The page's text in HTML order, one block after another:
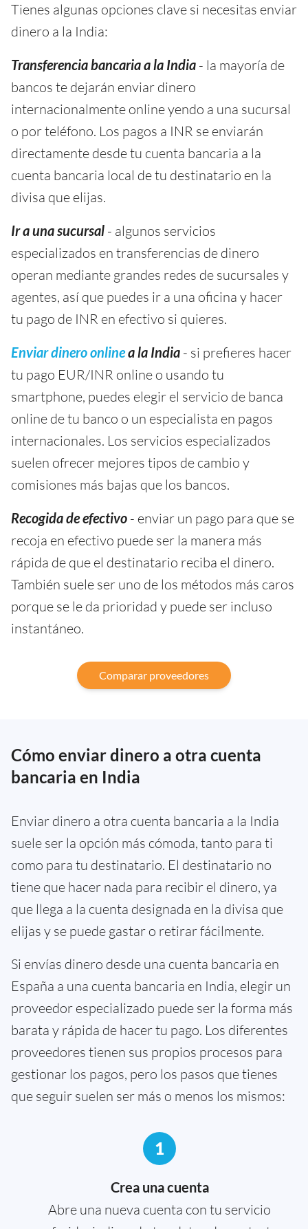
Tienes algunas opciones clave si necesitas enviar
dinero a la India:
Transferencia bancaria a la India - la mayoría de
bancos te dejarán enviar dinero
internacionalmente online yendo a una sucursal
o por teléfono. Los pagos a INR se enviarán
directamente desde tu cuenta bancaria a la
cuenta bancaria local de tu destinatario en la
divisa que elijas.
Ir a una sucursal - algunos servicios
especializados en transferencias de dinero
operan mediante grandes redes de sucursales y
agentes, así que puedes ir a una oficina y hacer
tu pago de INR en efectivo si quieres.
Enviar dinero onlinea la India - si prefieres hacer
tu pago EUR/INR online o usando tu
smartphone, puedes elegir el servicio de banca
online de tu banco o un especialista en pagos
internacionales. Los servicios especializados
suelen ofrecer mejores tipos de cambio y
comisiones más bajas que los bancos.
Recogida de efectivo - enviar un pago para que se
recoja en efectivo puede ser la manera más
rápida de que el destinatario reciba el dinero.
También suele ser uno de los métodos más caros
porque se le da prioridad y puede ser incluso
instantáneo.
Comparar proveedores
Cómo enviar dinero a otra cuenta
bancaria en India
Enviar dinero a otra cuenta bancaria a la India
suele ser la opción más cómoda, tanto para ti
como para tu destinatario. El destinatario no
tiene que hacer nada para recibir el dinero, ya
que llega a la cuenta designada en la divisa que
elijas y se puede gastar o retirar fácilmente.
Si envías dinero desde una cuenta bancaria en
España a una cuenta bancaria en India, elegir un
proveedor especializado puede ser la forma más
barata y rápida de hacer tu pago. Los diferentes
proveedores tienen sus propios procesos para
gestionar los pagos, pero los pasos que tienes
que seguir suelen ser más o menos los mismos:
1
Crea una cuenta
Abre una nueva cuenta con tu servicio